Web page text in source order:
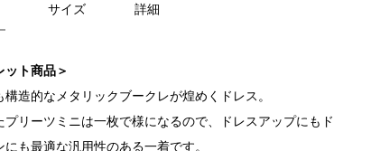
サイズ 詳細
ット商品＞
構造的なメタリックブークレが煌めくドレス。
プリーツミニは一枚で様になるので、ドレスアップにもド
にも最適な汎用性のある一着です。